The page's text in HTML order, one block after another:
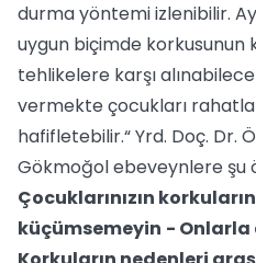
durma yöntemi izlenibilir.
uygun biçimde korkusunun
tehlikelere karşı
vermekte çocukları
hafifletebilir.“ Yrd. Doç. Dr.
Gökmoğol ebeveynlere şu
Çocuklarınızın
küçümsemeyin - Onlarla